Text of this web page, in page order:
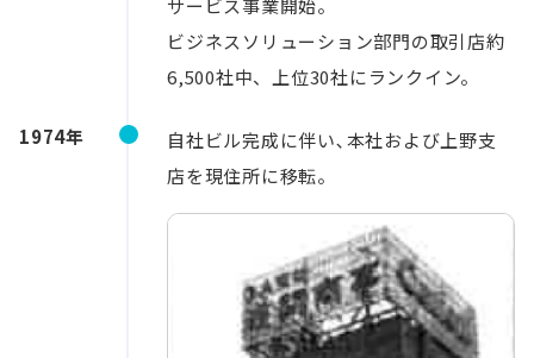
サービス事業開始。
ビジネスソリューション部門の取引店約
6,500社中、上位30社にランクイン。
1974年
自社ビル完成に伴い､本社および上野支
店を現住所に移転。